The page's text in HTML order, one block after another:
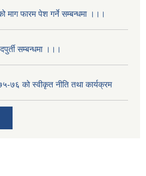
माग फारम पेश गर्ने सम्बन्धमा ।।।
सम्बन्धमा ।।।
७६ को स्वीकृत नीति तथा कार्यक्रम